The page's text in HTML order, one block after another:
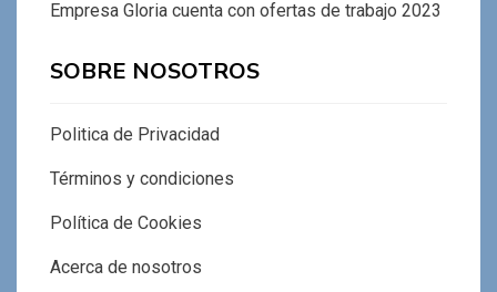
Empresa Gloria cuenta con ofertas de trabajo 2023
SOBRE NOSOTROS
Politica de Privacidad
Términos y condiciones
Política de Cookies
Acerca de nosotros